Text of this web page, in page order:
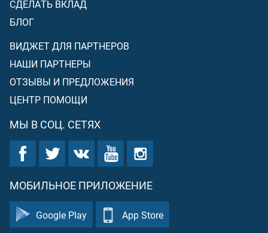
СДЕЛАТЬ ВКЛАД
БЛОГ
ВИДЖЕТ ДЛЯ ПАРТНЕРОВ
НАШИ ПАРТНЕРЫ
ОТЗЫВЫ И ПРЕДЛОЖЕНИЯ
ЦЕНТР ПОМОЩИ
МЫ В СОЦ. СЕТЯХ
МОБИЛЬНОЕ ПРИЛОЖЕНИЕ
Google Play App Store